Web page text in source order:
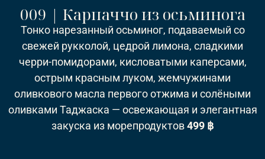
009 | Карпаччо из осьминога
Тонко нарезанный осьминог, подаваемый со
свежей рукколой, цедрой лимона, сладкими
черри-помидорами, кисловатыми каперсами,
острым красным луком, жемчужинами
оливкового масла первого отжима и солёными
оливками Таджаска — освежающая и элегантная
закуска из морепродуктов499 ฿